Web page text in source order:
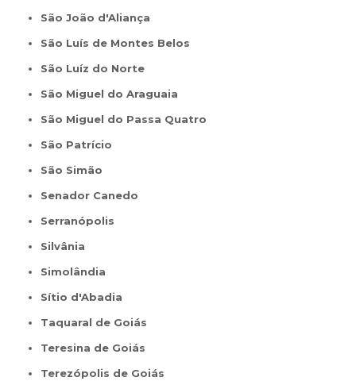
São João d'Aliança
São Luís de Montes Belos
São Luíz do Norte
São Miguel do Araguaia
São Miguel do Passa Quatro
São Patrício
São Simão
Senador Canedo
Serranópolis
Silvânia
Simolândia
Sítio d'Abadia
Taquaral de Goiás
Teresina de Goiás
Terezópolis de Goiás